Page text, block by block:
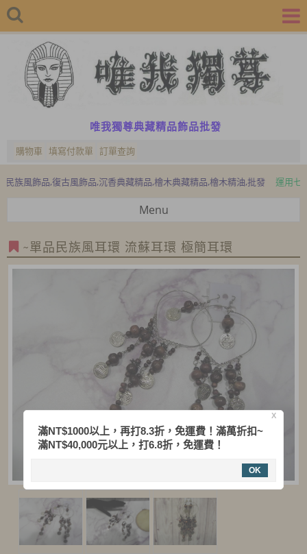
唯我獨尊典藏精品飾品批發
購物車 填寫付款單 訂單查詢
飾品,復古風飾品,沉香典藏精品,檜木典藏精品,檜木精油,批發 運用七寶、水
Menu
~單品民族風耳環 流蘇耳環 極簡耳環
X
滿NT$1000以上，再打8.3折，免運費！滿萬折扣~
滿NT$40,000元以上，打6.8折，免運費！
OK